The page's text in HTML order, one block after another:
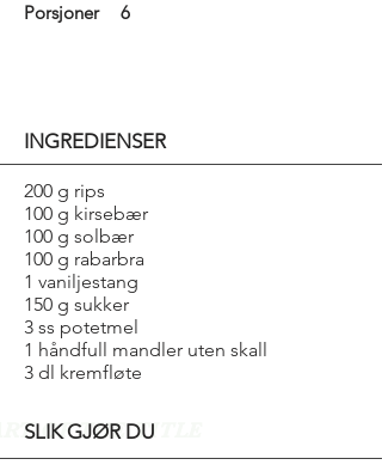
Porsjoner 6
INGREDIENSER
200 g rips
100 g kirsebær
100 g solbær
100 g rabarbra
1 vaniljestang
150 g sukker
3 ss potetmel
1 håndfull mandler uten skall
3 dl kremfløte
OF THE TITLE
SLIK GJØR DU